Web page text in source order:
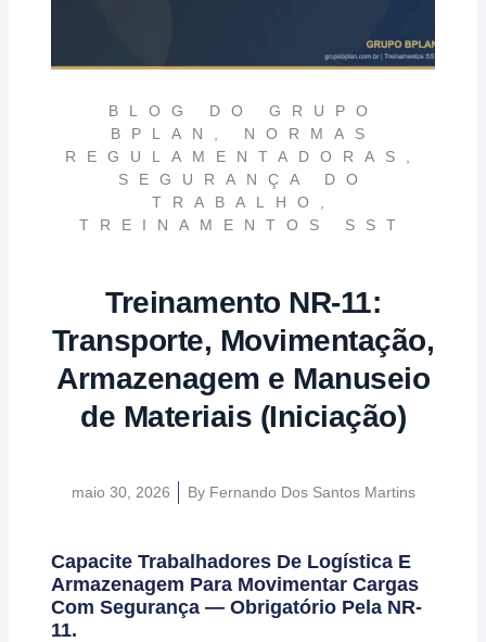
BLOG DO GRUPO
BPLAN , NORMAS
REGULAMENTADORAS ,
SEGURANÇA DO
TRABALHO ,
TREINAMENTOS SST
Treinamento NR-11:
Transporte, Movimentação,
Armazenagem e Manuseio
de Materiais (Iniciação)
maio 30, 2026 ByFernando Dos Santos Martins
Capacite Trabalhadores De Logística E
Armazenagem Para Movimentar Cargas
Com Segurança — Obrigatório Pela NR-
11.